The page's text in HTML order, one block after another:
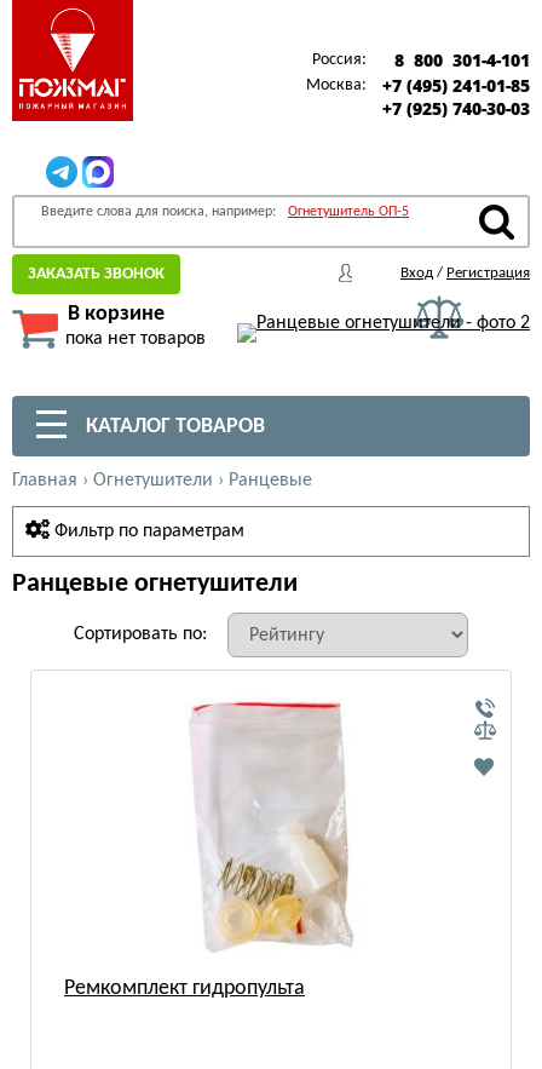
Россия: 8 800 301-4-101
Москва:
+7 (495) 241-01-85
+7 (925) 740-30-03
Введите слова для поиска, например: Огнетушитель ОП-5
ЗАКАЗАТЬ ЗВОНОК Вход / Регистрация
В корзине
пока нет товаров
КАТАЛОГ ТОВАРОВ
Главная › Огнетушители › Ранцевые
Фильтр по параметрам
Ранцевые огнетушители
Сортировать по:
Ремкомплект гидропульта